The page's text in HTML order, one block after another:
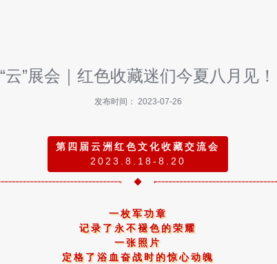
“云”展会｜红色收藏迷们今夏八月见！
发布时间： 2023-07-26
第四届云洲红色文化收藏交流会
2023.8.18-8.20
一枚军功章
记录了永不褪色的荣耀
一张照片
定格了浴血奋战时的惊心动魄